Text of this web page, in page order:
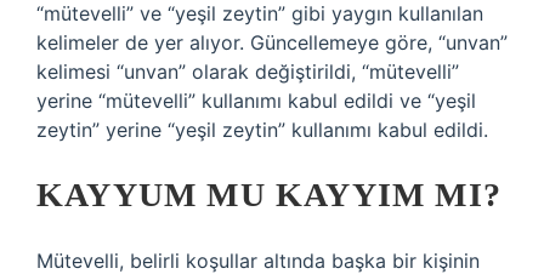
“mütevelli” ve “yeşil zeytin” gibi yaygın kullanılan
kelimeler de yer alıyor. Güncellemeye göre, “unvan”
kelimesi “unvan” olarak değiştirildi, “mütevelli”
yerine “mütevelli” kullanımı kabul edildi ve “yeşil
zeytin” yerine “yeşil zeytin” kullanımı kabul edildi.
KAYYUM MU KAYYIM MI?
Mütevelli, belirli koşullar altında başka bir kişinin